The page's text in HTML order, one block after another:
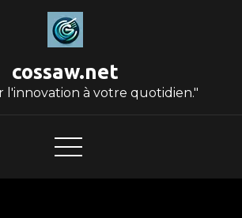
cossaw.net
l'innovation à votre quotidien."